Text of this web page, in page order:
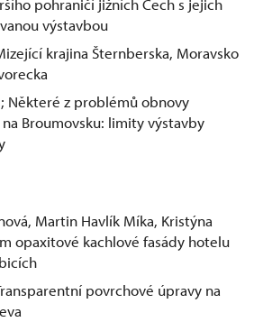
pohraničí jižních Čech s jejich
výstavbou
krajina Šternberska, Moravsko
Některé z problémů obnovy
Broumovsku: limity výstavby
Martin Havlík Míka, Kristýna
opaxitové kachlové fasády hotelu
povrchové úpravy na